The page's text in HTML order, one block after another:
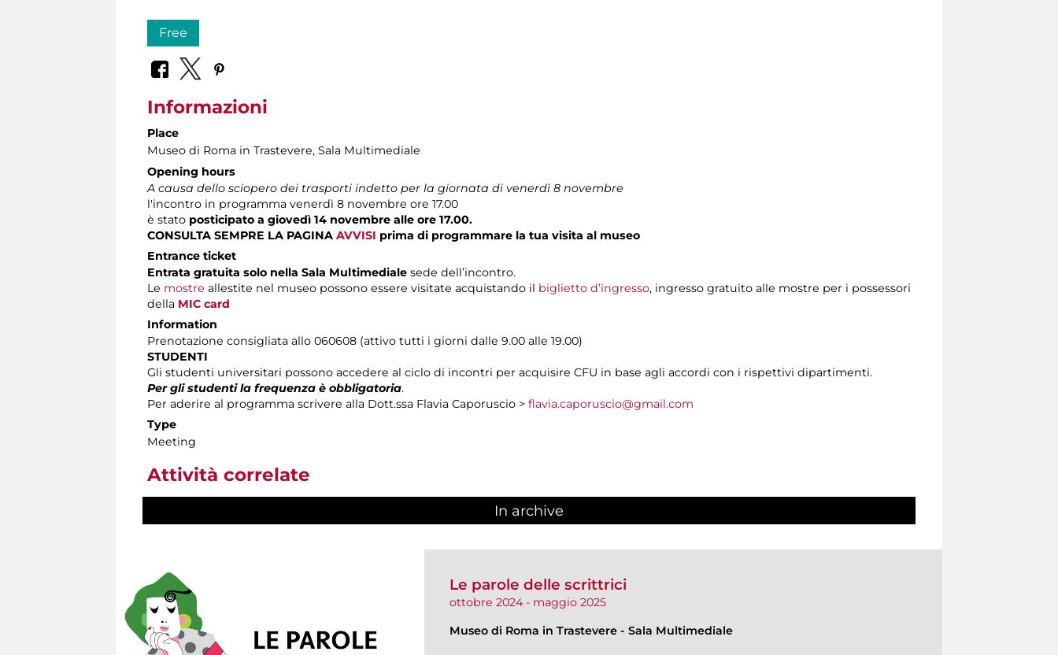
Free
Informazioni
Place
Museo di Roma in Trastevere, Sala Multimediale
Opening hours
A causa dello sciopero dei trasporti indetto per la giornata di venerdì 8 novembre
l'incontro in programma venerdì 8 novembre ore 17.00
è stato posticipato a giovedì 14 novembre alle ore 17.00.
CONSULTA SEMPRE LA PAGINA AVVISI prima di programmare la tua visita al museo
Entrance ticket
Entrata gratuita solo nella Sala Multimediale sede dell’incontro.
Le mostre allestite nel museo possono essere visitate acquistando il biglietto d’ingresso, ingresso gratuito alle mostre per i possessori
della MIC card
Information
Prenotazione consigliata allo 060608 (attivo tutti i giorni dalle 9.00 alle 19.00)
STUDENTI
Gli studenti universitari possono accedere al ciclo di incontri per acquisire CFU in base agli accordi con i rispettivi dipartimenti.
Per gli studenti la frequenza è obbligatoria.
Per aderire al programma scrivere alla Dott.ssa Flavia Caporuscio > flavia.caporuscio@gmail.com
Type
Meeting
Attività correlate
In archive
Le parole delle scrittrici
ottobre 2024 - maggio 2025
Museo di Roma in Trastevere - Sala Multimediale